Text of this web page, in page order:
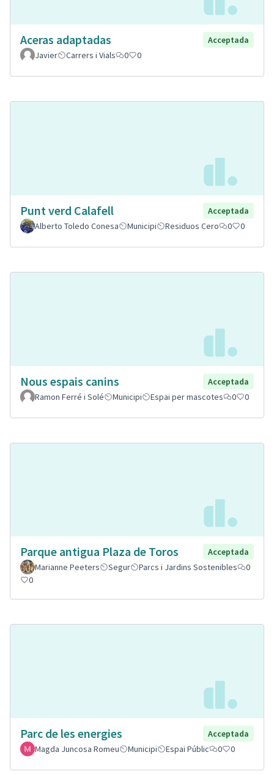
Aceras adaptadas
Acceptada
Javier
Carrers i Vials 0 0
Punt verd Calafell
Acceptada
Alberto Toledo Conesa
Municipi Residuos Cero 0 0
Nous espais canins
Acceptada
Ramon Ferré i Solé
Municipi Espai per mascotes 0 0
Parque antigua Plaza de Toros
Acceptada
Marianne Peeters
Segur Parcs i Jardins Sostenibles
0
0
Parc de les energies
Acceptada
Magda Juncosa Romeu
Municipi Espai Públic 0 0